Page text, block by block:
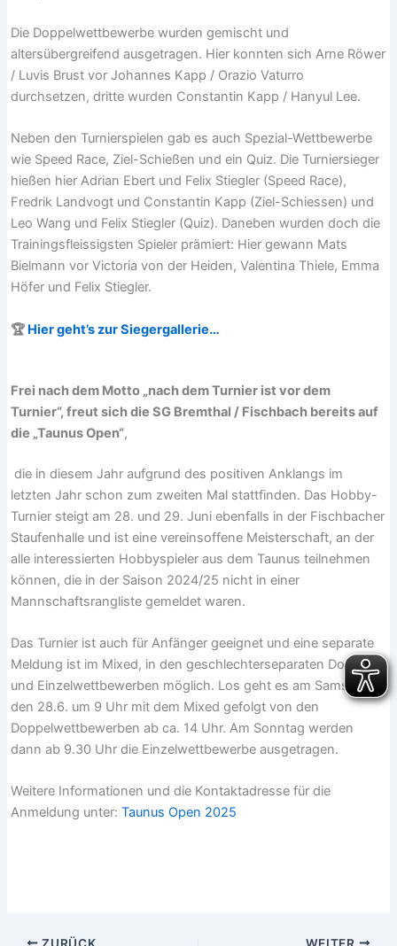
Die Doppelwettbewerbe wurden gemischt und
altersübergreifend ausgetragen. Hier konnten sich Arne Röwer
/ Luvis Brust vor Johannes Kapp / Orazio Vaturro
durchsetzen, dritte wurden Constantin Kapp / Hanyul Lee.
Neben den Turnierspielen gab es auch Spezial-Wettbewerbe
wie Speed Race, Ziel-Schießen und ein Quiz. Die Turniersieger
hießen hier Adrian Ebert und Felix Stiegler (Speed Race),
Fredrik Landvogt und Constantin Kapp (Ziel-Schiessen) und
Leo Wang und Felix Stiegler (Quiz). Daneben wurden doch die
Trainingsfleissigsten Spieler prämiert: Hier gewann Mats
Bielmann vor Victoria von der Heiden, Valentina Thiele, Emma
Höfer und Felix Stiegler.
🏆 Hier geht’s zur Siegergallerie…
Frei nach dem Motto „nach dem Turnier ist vor dem
Turnier“, freut sich die SG Bremthal / Fischbach bereits auf
die „Taunus Open“,
die in diesem Jahr aufgrund des positiven Anklangs im
letzten Jahr schon zum zweiten Mal stattfinden. Das Hobby-
Turnier steigt am 28. und 29. Juni ebenfalls in der Fischbacher
Staufenhalle und ist eine vereinsoffene Meisterschaft, an der
alle interessierten Hobbyspieler aus dem Taunus teilnehmen
können, die in der Saison 2024/25 nicht in einer
Mannschaftsrangliste gemeldet waren.
Das Turnier ist auch für Anfänger geeignet und eine separate
Meldung ist im Mixed, in den geschlechterseparaten Doppel-
und Einzelwettbewerben möglich. Los geht es am Samstag,
den 28.6. um 9 Uhr mit dem Mixed gefolgt von den
Doppelwettbewerben ab ca. 14 Uhr. Am Sonntag werden
dann ab 9.30 Uhr die Einzelwettbewerbe ausgetragen.
Weitere Informationen und die Kontaktadresse für die
Anmeldung unter:Taunus Open 2025
ZURÜCK WEITER